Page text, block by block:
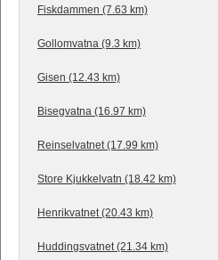
Fiskdammen (7.63 km)
Gollomvatna (9.3 km)
Gisen (12.43 km)
Bisegvatna (16.97 km)
Reinselvatnet (17.99 km)
Store Kjukkelvatn (18.42 km)
Henrikvatnet (20.43 km)
Huddingsvatnet (21.34 km)